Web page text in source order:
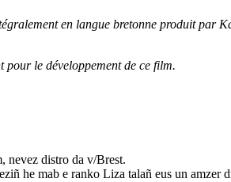
en langue bretonne produit par
le développement de ce film.
nevez distro da v/Brest.
he mab e ranko Liza talañ eus un amzer